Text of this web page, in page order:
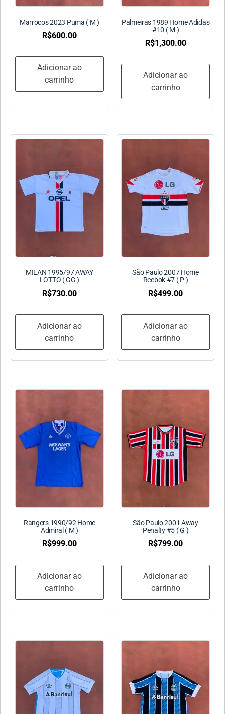
Marrocos 2023 Puma ( M )
R$600.00
Adicionar ao
carrinho
Palmeiras 1989 Home Adidas
#10 ( M )
R$1,300.00
Adicionar ao
carrinho
MILAN 1995/97 AWAY
LOTTO ( GG )
R$730.00
Adicionar ao
carrinho
São Paulo 2007 Home
Reebok #7 ( P )
R$499.00
Adicionar ao
carrinho
Rangers 1990/92 Home
Admiral ( M )
R$999.00
Adicionar ao
carrinho
São Paulo 2001 Away
Penalty #5 ( G )
R$799.00
Adicionar ao
carrinho